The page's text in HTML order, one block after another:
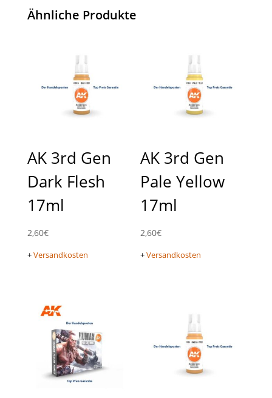
Ähnliche Produkte
AK 3rd Gen
Dark Flesh
17ml
2,60€
+Versandkosten
AK 3rd Gen
Pale Yellow
17ml
2,60€
+Versandkosten